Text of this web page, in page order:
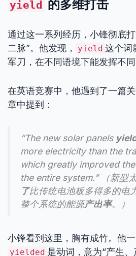
yield 的多维打击
通过这一系列经历，小锋彻底
二脉”。他发现，
yield 这个词
军刀，在不同语境下能发挥不同
在英语竞赛中，他遇到了一篇
章中提到：
“The new solar panels
more electricity than the
which greatly improved
the entire system.” （新型
了比传统电池板多得多的电
整个系统的能源产出率。）
小锋看到这里，胸有成竹。他
yielded 是动词，意为“产生